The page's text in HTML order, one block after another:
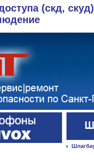
(скд,